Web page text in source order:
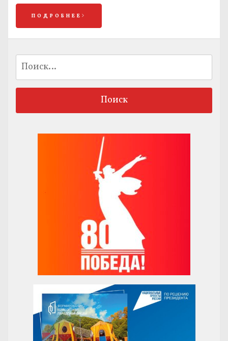
ПОДРОБНЕЕ
Найти: